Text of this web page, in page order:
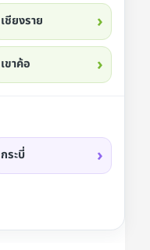
เชียงราย
เขาค้อ
กระบี่